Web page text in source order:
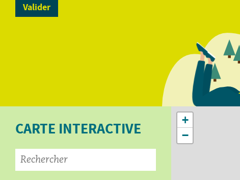
Demande de diagnostic
assainissement pour
Cornimont et La Bresse.pdf
CARTE INTERACTIVE
+
−